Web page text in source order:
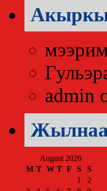
Акыркы
admin
August 2026
M T W T F S
S
1
2